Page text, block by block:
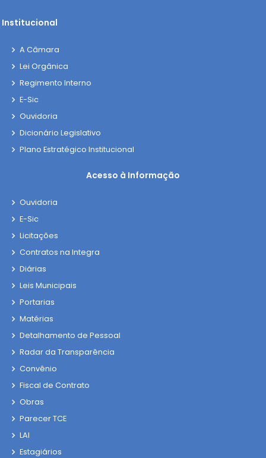
Institucional
A Câmara
Lei Orgânica
Regimento Interno
E-Sic
Ouvidoria
Dicionário Legislativo
Plano Estratégico Institucional
Acesso à Informação
Ouvidoria
E-Sic
Licitações
Contratos na Integra
Diárias
Leis Municipais
Portarias
Matérias
Detalhamento de Pessoal
Radar da Transparência
Convênio
Fiscal de Contrato
Obras
Parecer TCE
LAI
Estagiários